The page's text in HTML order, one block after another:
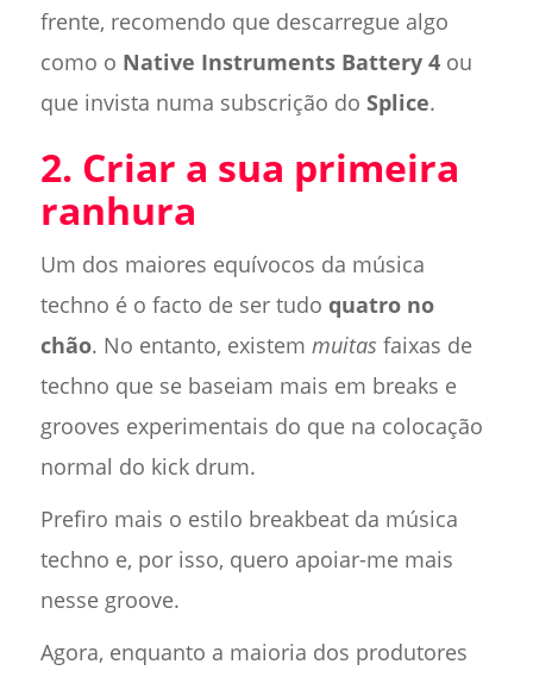
frente, recomendo que descarregue algo
como o Native Instruments Battery 4ou
que invista numa subscrição do Splice.
2. Criar a sua primeira
ranhura
Um dos maiores equívocos da música
techno é o facto de ser tudo quatro no
chão. No entanto, existem muitas faixas de
techno que se baseiam mais em breaks e
grooves experimentais do que na colocação
normal do kick drum.
Prefiro mais o estilo breakbeat da música
techno e, por isso, quero apoiar-me mais
nesse groove.
Agora, enquanto a maioria dos produtores